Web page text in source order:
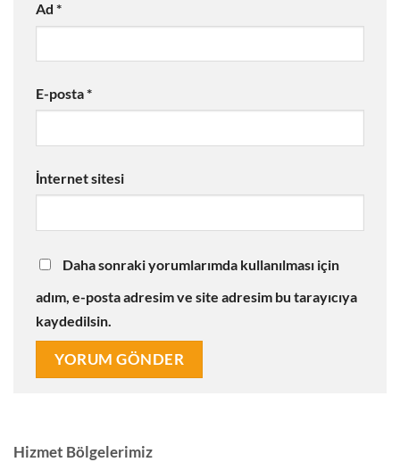
Ad *
E-posta*
İnternet sitesi
Daha sonraki yorumlarımda kullanılması için
adım, e-posta adresim ve site adresim bu tarayıcıya
kaydedilsin.
Hizmet Bölgelerimiz